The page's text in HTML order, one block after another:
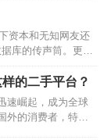
资本和无知网友还
库的传声筒。更大
不沾边 数据库之外
大…
的二手平台？
速崛起，成为全球
外的消费者，特别